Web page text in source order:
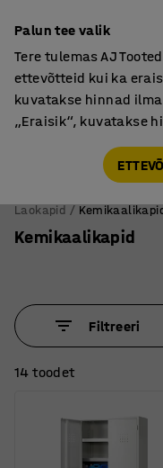
Pärnu mnt 158,
6,
Laokapid
Kemikaalikapid
Filtreeri
14 toodet
Palun tee valik
Tere tulemas AJ
ettevõtteid kui ka
kuvatakse hinnad
„Eraisik“, kuvatakse